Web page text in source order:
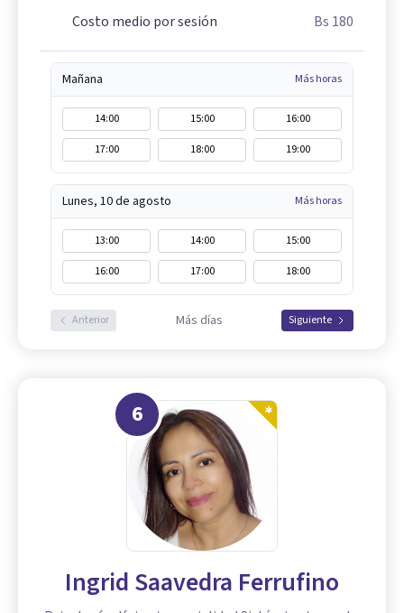
Costo medio por sesión
Bs 180
Mañana Más horas
14:00 15:00
16:00
17:00
18:00 19:00
Lunes, 10 de agosto Más horas
13:00 14:00
15:00
16:00
17:00 18:00
Anterior Más días Siguiente
6
Ingrid Saavedra Ferrufino